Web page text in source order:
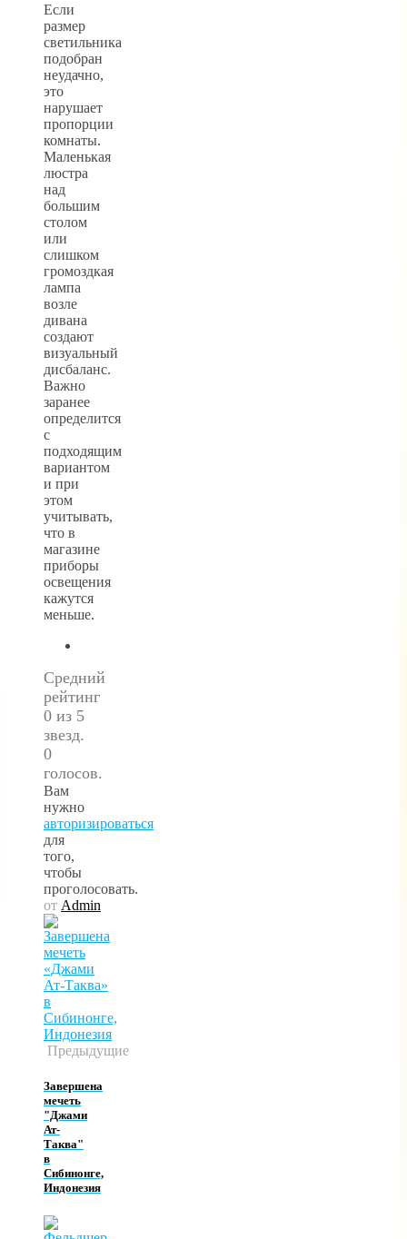
Если
размер
светильника
подобран
неудачно,
это
нарушает
пропорции
комнаты.
Маленькая
люстра
над
большим
столом
или
слишком
громоздкая
лампа
возле
дивана
создают
визуальный
дисбаланс.
Важно
заранее
определится
с
подходящим
вариантом
и при
этом
учитывать,
что в
магазине
приборы
освещения
кажутся
меньше.
Средний
рейтинг
0 из 5
звезд.
0
голосов.
Вам
нужно
авторизироваться
для
того,
чтобы
проголосовать.
от Admin
Предыдущие
Завершена
мечеть
"Джами
Ат-
Таква"
в
Сибинонге,
Индонезия